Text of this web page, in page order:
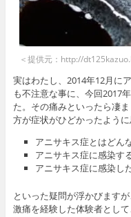
＜提供元：http://
実はわたし、2014年12月に
も不注意な事に、今回2017
た。その痛みといったら凄
方が症状がひどかったように
アニサキス症とはどん
アニサキス症に感染す
アニサキス症に感染し
といった疑問が浮かびます
激痛を経験した体験者とし